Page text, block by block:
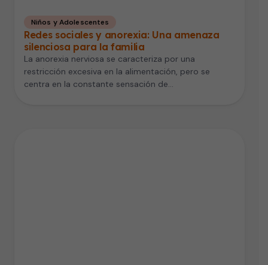
Niños y Adolescentes
Redes sociales y anorexia: Una amenaza
silenciosa para la familia
La anorexia nerviosa se caracteriza por una
restricción excesiva en la alimentación, pero se
centra en la constante sensación de…